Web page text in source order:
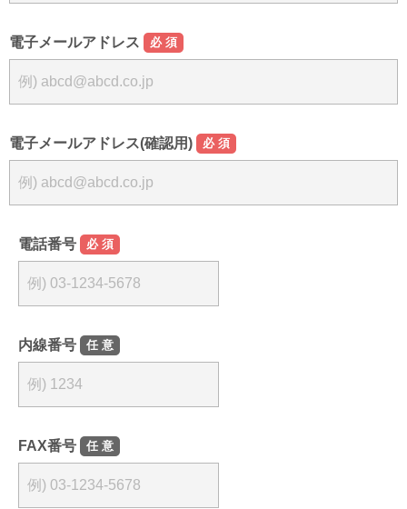
電子メールアドレス 必須
電子メールアドレス(確認用) 必須
電話番号 必須
内線番号 任意
FAX番号 任意